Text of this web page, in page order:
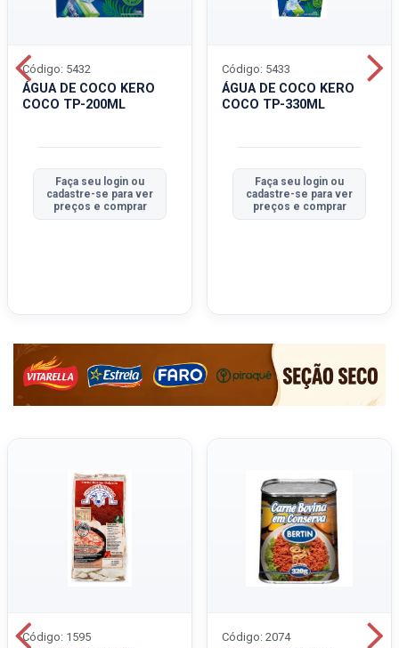
ÁGUA DE COCO KERO
COCO TP-200ML
Código: 5432
Faça seu login ou
cadastre-se para ver
preços e comprar
ÁGUA DE COCO KERO
COCO TP-330ML
Código: 5433
Faça seu login ou
cadastre-se para ver
preços e comprar
Código: 1595 Código: 2074